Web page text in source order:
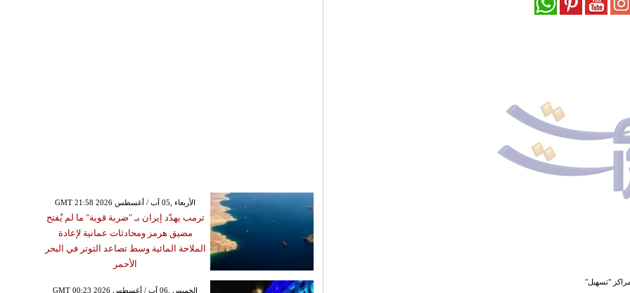
"تسهيل"
GMT 21:58 2026 الأربعاء ,05 آب / أغسطس
ترمب يهدّد إيران بـ "ضربة قوية" ما لم يُفتح
مضيق هرمز ومحادثات عمانية لإعادة
الملاحة المائية وسط تصاعد التوتر في البحر
الأحمر
GMT 00:23 2026 الخميس ,06 آب / أغسطس